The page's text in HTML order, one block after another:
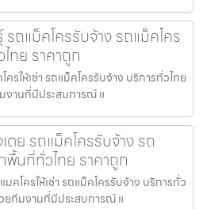
รถแม็คโครรับจ้าง รถแม็คโคร
ทย ราคาถูก
รให้เช่า รถแม็คโครรับจ้าง บริการทั่วไทย
งานที่มีประสบการณ์ แ
ตย รถแม็คโครรับจ้าง รถ
พื้นที่ทั่วไทย ราคาถูก
คโครให้เช่า รถแม็คโครรับจ้าง บริการทั่ว
ยทีมงานที่มีประสบการณ์ แ